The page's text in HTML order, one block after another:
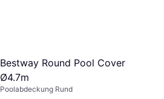
Bestway Round Pool Cover
Ø4.7m
Poolabdeckung Rund